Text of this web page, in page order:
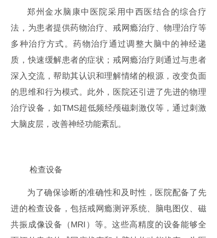
郑州金水脑康中医院采用中西医结合的综合疗
法，为患者提供药物治疗、戒网瘾治疗、物理治疗等
多种治疗方式。药物治疗通过调整大脑中的神经递
质，快速缓解患者的症状；戒网瘾治疗则通过与患者
深入交流，帮助其认识和理解情绪的根源，改变负面
的思维和行为模式。此外，医院还引进了先进的物理
治疗设备，如TMS超低频经颅磁刺激仪等，通过刺激
大脑皮层，改善神经功能紊乱。
检查设备
为了确保诊断的准确性和及时性，医院配备了先
进的检查设备，包括戒网瘾测评系统、脑电图仪、磁
共振成像设备（MRI）等。这些高精度的设备能够全